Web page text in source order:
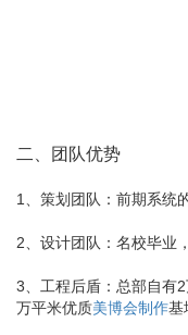
二、团队优势
1、策划团队：前期系统
2、设计团队：名校毕业
3、工程后盾：总部自有
万平米优质美博会制作基